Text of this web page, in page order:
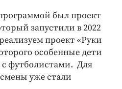
был проект
запустили в 2022
проект «Руки
особенные дети
футболистами. Для
уже стали